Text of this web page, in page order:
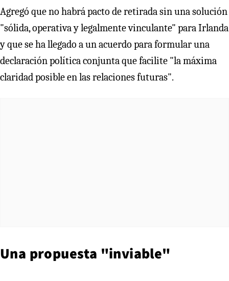
Agregó que no habrá pacto de retirada sin una solución
"sólida, operativa y legalmente vinculante" para Irlanda
y que se ha llegado a un acuerdo para formular una
declaración política conjunta que facilite "la máxima
claridad posible en las relaciones futuras".
Una propuesta "inviable"